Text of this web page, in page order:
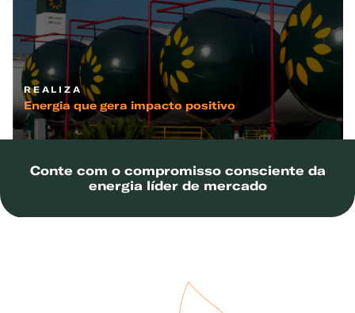
REALIZA
Energia que gera impacto positivo
Conte com o compromisso consciente da
energia líder de mercado